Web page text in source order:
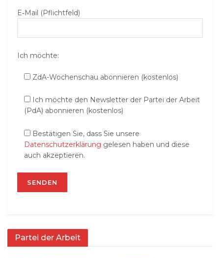
E‑Mail (Pflichtfeld)
Ich möchte:
ZdA-Wochenschau abonnieren (kostenlos)
Ich möchte den Newsletter der Partei der Arbeit
(PdA) abonnieren (kostenlos)
Bestätigen Sie, dass Sie unsere
Datenschutzerklärung gelesen haben und diese
auch akzeptieren.
Partei der Arbeit